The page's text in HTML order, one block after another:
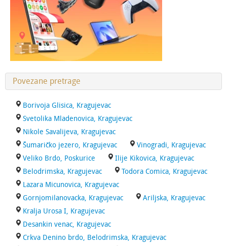
Povezane pretrage
Borivoja Glisica, Kragujevac
Svetolika Mladenovica, Kragujevac
Nikole Savalijeva, Kragujevac
Šumaričko jezero, Kragujevac
Vinogradi, Kragujevac
Veliko Brdo, Poskurice
Ilije Kikovica, Kragujevac
Belodrimska, Kragujevac
Todora Comica, Kragujevac
Lazara Micunovica, Kragujevac
Gornjomilanovacka, Kragujevac
Ariljska, Kragujevac
Kralja Urosa I, Kragujevac
Desankin venac, Kragujevac
Crkva Denino brdo, Belodrimska, Kragujevac